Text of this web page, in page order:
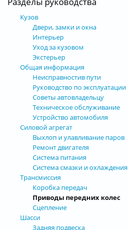
Кузов
Двери, замки и окна
Интерьер
Уход за кузовом
Экстерьер
Общая информация
Неисправностив пути
Руководство по эксплуатации
Советы автовладельцу
Техническое обслуживание
Устройство автомобиля
Силовой агрегат
Выхлоп и улавливание паров
Ремонт двигателя
Система питания
Система смазки и охлаждения
Трансмиссия
Коробка передач
Приводы передних колес
Сцепление
Шасси
Задняя подвеска